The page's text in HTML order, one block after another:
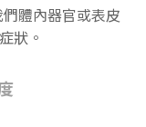
體內器官或表皮
狀。